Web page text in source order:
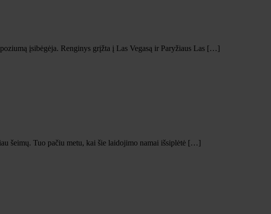
įsibėgėja. Renginys grįžta į Las Vegasą ir Paryžiaus Las […]
šeimų. Tuo pačiu metu, kai šie laidojimo namai išsiplėtė […]